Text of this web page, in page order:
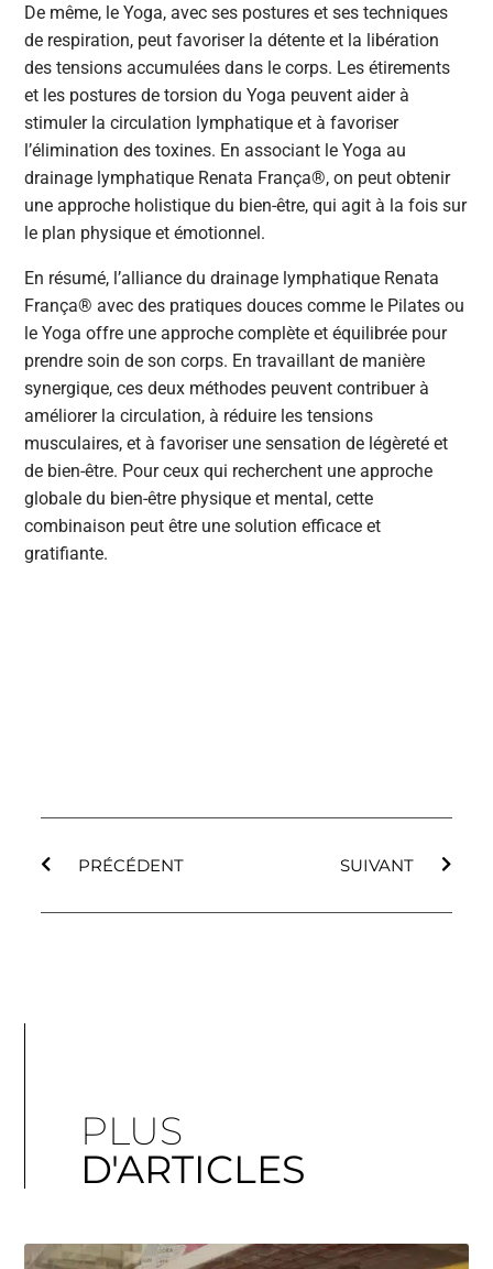
De même, le Yoga, avec ses postures et ses techniques
de respiration, peut favoriser la détente et la libération
des tensions accumulées dans le corps. Les étirements
et les postures de torsion du Yoga peuvent aider à
stimuler la circulation lymphatique et à favoriser
l’élimination des toxines. En associant le Yoga au
drainage lymphatique Renata França®, on peut obtenir
une approche holistique du bien-être, qui agit à la fois sur
le plan physique et émotionnel.
En résumé, l’alliance du drainage lymphatique Renata
França® avec des pratiques douces comme le Pilates ou
le Yoga offre une approche complète et équilibrée pour
prendre soin de son corps. En travaillant de manière
synergique, ces deux méthodes peuvent contribuer à
améliorer la circulation, à réduire les tensions
musculaires, et à favoriser une sensation de légèreté et
de bien-être. Pour ceux qui recherchent une approche
globale du bien-être physique et mental, cette
combinaison peut être une solution efficace et
gratifiante.
PRÉCÉDENT SUIVANT
PLUS
D'ARTICLES